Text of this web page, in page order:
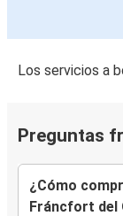
Los servicios a
Preguntas
¿Cómo
Fráncfort del